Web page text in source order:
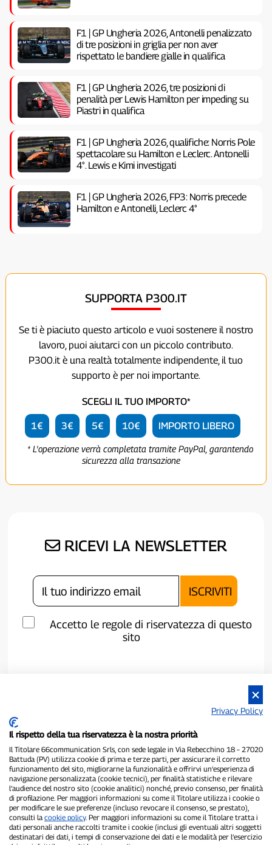
F1 | GP Ungheria 2026, Antonelli penalizzato
di tre posizioni in griglia per non aver
rispettato le bandiere gialle in qualifica
F1 | GP Ungheria 2026, tre posizioni di
penalità per Lewis Hamilton per impeding su
Piastri in qualifica
F1 | GP Ungheria 2026, qualifiche: Norris Pole
spettacolare su Hamilton e Leclerc. Antonelli
4°. Lewis e Kimi investigati
F1 | GP Ungheria 2026, FP3: Norris precede
Hamilton e Antonelli, Leclerc 4°
SUPPORTA P300.IT
Se ti è piaciuto questo articolo e vuoi sostenere il nostro
lavoro, puoi aiutarci con un piccolo contributo.
P300.it è una realtà totalmente indipendente, il tuo
supporto è per noi importante.
SCEGLI IL TUO IMPORTO*
1€ 3€ 5€ 10€ IMPORTO LIBERO
* L'operazione verrà completata tramite PayPal, garantendo
sicurezza alla transazione
RICEVI LA NEWSLETTER
Accetto le regole di riservatezza di questo
sito
P300.it è una Testata Giornalistica indipendente
Registrazione numero 1/2021 del 1/2/2021 - Tribunale di Pavia
Proprietario ed editore:66communication Srls- P.IVA
02798890188
Direttore Responsabile:Alessandro Secchi- Vicedirettore:Federico
Privacy Policy
Il rispetto della tua riservatezza è la nostra priorità
Il Titolare 66communication Srls, con sede legale in Via Rebecchino 18 – 27020
Battuda (PV) utilizza cookie di prima e terze parti, per assicurare il corretto
funzionamento del sito, migliorarne la funzionalità e offrirvi un’esperienza di
navigazione personalizzata (cookie tecnici), per finalità statistiche e rilevare
l’audience del nostro sito (cookie analitici) nonché, previo consenso, per finalità
di profilazione. Per maggiori informazioni su come il Titolare utilizza i cookie o
per modificare le sue preferenze (incluso revocare il consenso, se prestato),
consulti la cookie policy. Per maggiori informazioni su come il Titolare tratta i
dati personali anche raccolti tramite i cookie (inclusi gli eventuali altri soggetti
destinatari dei dati, i tempi di conservazione dei dati e le modalità per l’esercizio